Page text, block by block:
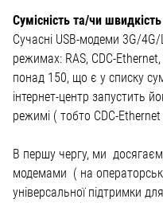
Сумісність та/чи швидкість
Сучасні USB-модеми 3G/
режимах: RAS, CDC-
понад 150, що є у списку
інтернет-центр запустить
режимі ( тобто CDC-
В першу чергу, ми
модемами ( на
універсальної підтримки